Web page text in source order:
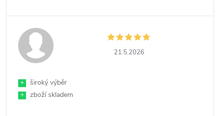
21.5.2026
+
široký výběr
+
zboží skladem